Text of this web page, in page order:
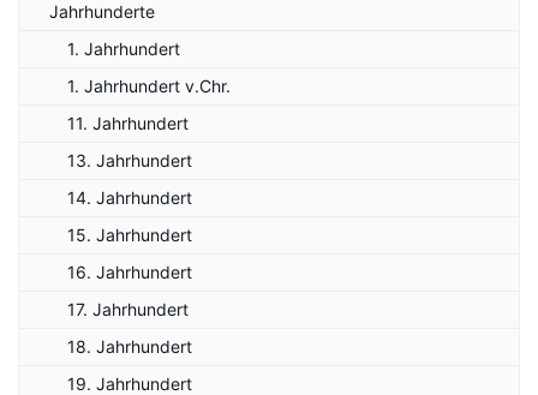
Jahrhunderte
1. Jahrhundert
1. Jahrhundert v.Chr.
11. Jahrhundert
13. Jahrhundert
14. Jahrhundert
15. Jahrhundert
16. Jahrhundert
17. Jahrhundert
18. Jahrhundert
19. Jahrhundert